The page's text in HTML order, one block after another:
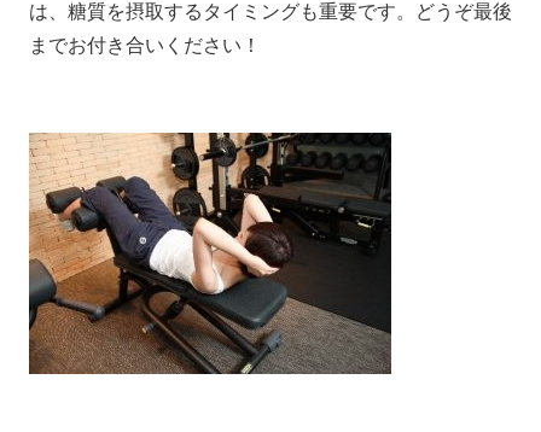
は、糖質を摂取するタイミングも重要です。どうぞ最後
までお付き合いください！